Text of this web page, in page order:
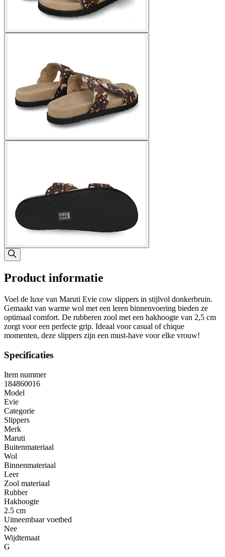
Product informatie
Voel de luxe van Maruti Evie cow slippers in stijlvol donkerbruin.
Gemaakt van warme wol met een leren binnenvoering bieden ze
optimaal comfort. De rubberen zool met een hakhoogte van 2,5 cm
zorgt voor een perfecte grip. Ideaal voor casual of chique
momenten, deze slippers zijn een must-have voor elke vrouw!
Specificaties
Item nummer
184860016
Model
Evie
Categorie
Slippers
Merk
Maruti
Buitenmateriaal
Wol
Binnenmateriaal
Leer
Zool materiaal
Rubber
Hakhoogte
2.5 cm
Uitneembaar voetbed
Nee
Wijdtemaat
G